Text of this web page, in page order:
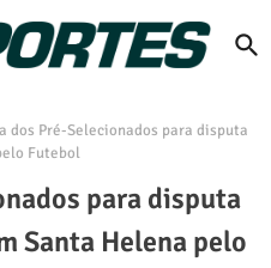
dos Pré-Selecionados para disputa
Futebol
para disputa
Santa Helena pelo